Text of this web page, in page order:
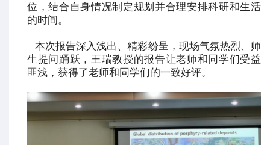
位，结合自身情况制定规划并合理安排科研和生活
的时间。
本次报告深入浅出、精彩纷呈，现场气氛热烈、师
生提问踊跃，王瑞教授的报告让老师和同学们受益
匪浅，获得了老师和同学们的一致好评。